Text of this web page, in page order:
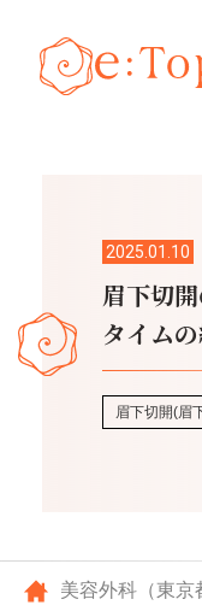
眉下切開(眉
眉下切
タイム
2025.01.10
美容外科（東京